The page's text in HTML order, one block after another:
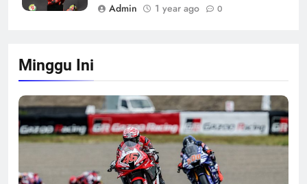
Admin
1 year ago 0
Minggu Ini